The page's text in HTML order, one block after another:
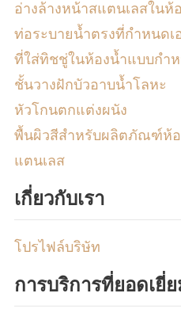
อ่างล้างหน้าสแตนเลสในห้
ท่อระบายน้ำตรงที่กำหนดเ
ที่ใส่ทิชชู่ในห้องน้ำแบบกำห
ชั้นวางฝักบัวอาบน้ำโลหะ
หัวโกนตกแต่งผนัง
พื้นผิวสีสำหรับผลิตภัณฑ์ห้อ
แตนเลส
เกี่ยวกับเรา
โปรไฟล์บริษัท
การบริการที่ยอดเยี่